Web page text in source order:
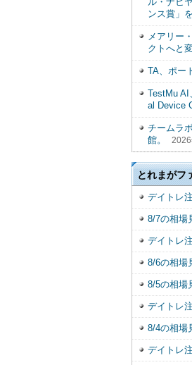
ンス賞」
メアリー
クトへと
TA、ポー
TestMu AI
al Device
チームラ
館。
とれまがフ
デイトレ
8/7の相場
デイトレ
8/6の相場
8/5の相場
デイトレ
8/4の相場
デイトレ